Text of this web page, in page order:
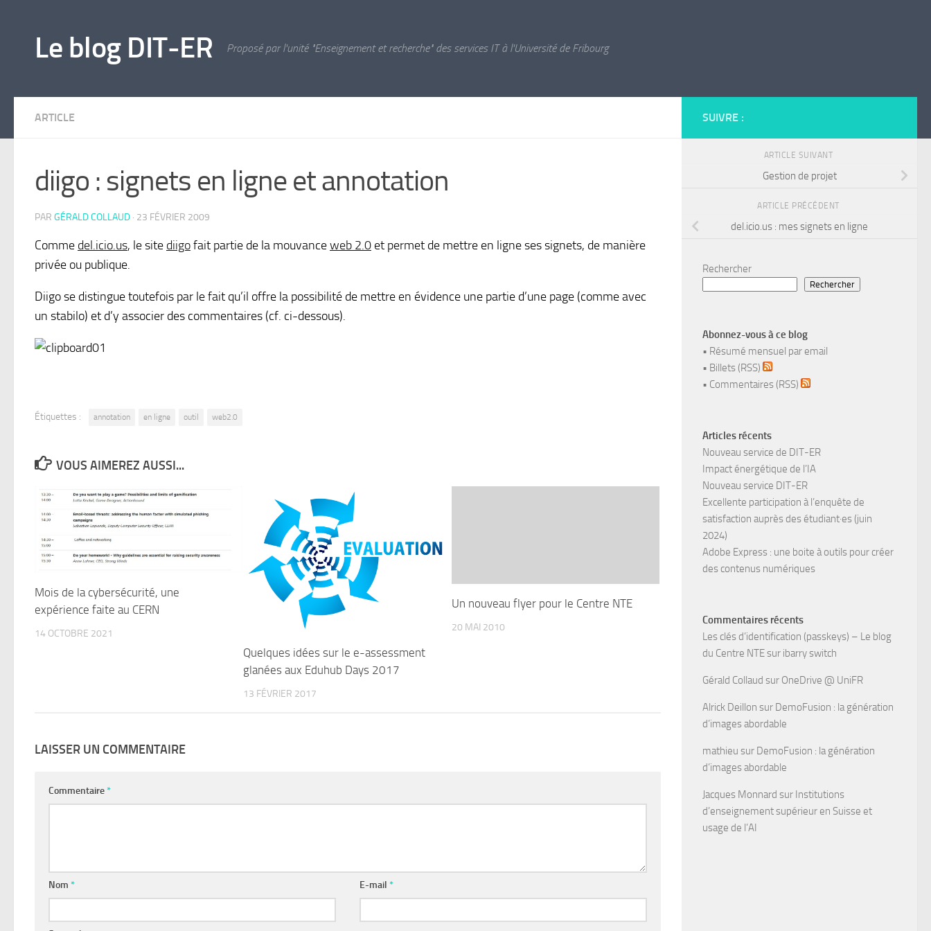
Le blog DIT-ER Proposé par l'unité "Enseignement et recherche" des services IT à l'Université de Fribourg
ARTICLE
diigo : signets en ligne et annotation
PAR GÉRALD COLLAUD · 23 FÉVRIER 2009
Comme del.icio.us, le site diigofait partie de la mouvanceweb 2.0 et permet de mettre en ligne ses signets, de manière
privée ou publique.
Diigo se distingue toutefois par le fait qu’il offre la possibilité de mettre en évidence une partie d’une page (comme avec
un stabilo) et d’y associer des commentaires (cf. ci-dessous).
Étiquettes : annotation en ligne outil web2.0
VOUS AIMEREZ AUSSI...
Mois de la cybersécurité, une
expérience faite au CERN
14 OCTOBRE 2021
Quelques idées sur le e-assessment
glanées aux Eduhub Days 2017
13 FÉVRIER 2017
Un nouveau flyer pour le Centre NTE
20 MAI 2010
LAISSER UN COMMENTAIRE
Commentaire*
Nom * E-mail*
SUIVRE :
ARTICLE SUIVANT
Gestion de projet
ARTICLE PRÉCÉDENT
del.icio.us : mes signets en ligne
Rechercher
Rechercher
Abonnez-vous à ce blog
• Résumé mensuel par email
• Billets (RSS)
• Commentaires (RSS)
Articles récents
Nouveau service de DIT-ER
Impact énergétique de l’IA
Nouveau service DIT-ER
Excellente participation à l’enquête de
satisfaction auprès des étudiant·es (juin
2024)
Adobe Express : une boite à outils pour créer
des contenus numériques
Commentaires récents
Les clés d’identification (passkeys) – Le blog
du Centre NTEsur ibarry switch
Gérald Collaud sur OneDrive @ UniFR
Alrick Deillon sur DemoFusion : la génération
d’images abordable
mathieu sur DemoFusion : la génération
d’images abordable
Jacques Monnard sur Institutions
d’enseignement supérieur en Suisse et
usage de l’AI